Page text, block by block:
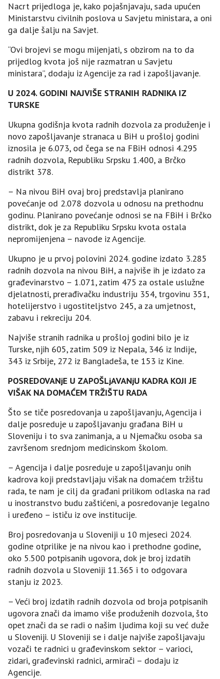
Nacrt prijedloga je, kako pojašnjavaju, sada upućen
Ministarstvu civilnih poslova u Savjetu ministara, a oni
ga dalje šalju na Savjet.
“Ovi brojevi se mogu mijenjati, s obzirom na to da
prijedlog kvota još nije razmatran u Savjetu
ministara”, dodaju iz Agencije za rad i zapošljavanje.
U 2024. GODINI NAЈVIŠE STRANIH RADNIKA IZ
TURSKE
Ukupna godišnja kvota radnih dozvola za produženje i
novo zapošljavanje stranaca u BiH u prošloj godini
iznosila je 6.073, od čega se na FBiH odnosi 4.295
radnih dozvola, Republiku Srpsku 1.400, a Brčko
distrikt 378.
– Na nivou BiH ovaj broj predstavlja planirano
povećanje od 2.078 dozvola u odnosu na prethodnu
godinu. Planirano povećanje odnosi se na FBiH i Brčko
distrikt, dok je za Republiku Srpsku kvota ostala
nepromijenjena – navode iz Agencije.
Ukupno je u prvoj polovini 2024. godine izdato 3.285
radnih dozvola na nivou BiH, a najviše ih je izdato za
građevinarstvo – 1.071, zatim 475 za ostale uslužne
djelatnosti, prerađivačku industriju 354, trgovinu 351,
hotelijerstvo i ugostiteljstvo 245, a za umjetnost,
zabavu i rekreciju 204.
Najviše stranih radnika u prošloj godini bilo je iz
Turske, njih 605, zatim 509 iz Nepala, 346 iz Indije,
343 iz Srbije, 272 iz Bangladeša, te 153 iz Kine.
POSREDOVANjE U ZAPOŠLjAVANjU KADRA KOЈI ЈE
VIŠAK NA DOMAĆEM TRŽIŠTU RADA
Što se tiče posredovanja u zapošljavanju, Agencija i
dalje posreduje u zapošljavanju građana BiH u
Sloveniju i to sva zanimanja, a u Njemačku osoba sa
završenom srednjom medicinskom školom.
– Agencija i dalje posreduje u zapošljavanju onih
kadrova koji predstavljaju višak na domaćem tržištu
rada, te nam je cilj da građani prilikom odlaska na rad
u inostranstvo budu zaštićeni, a posredovanje legalno
i uređeno – ističu iz ove institucije.
Broj posredovanja u Sloveniji u 10 mjeseci 2024.
godine otprilike je na nivou kao i prethodne godine,
oko 5.500 potpisanih ugovora, dok je broj izdatih
radnih dozvola u Sloveniji 11.365 i to odgovara
stanju iz 2023.
– Veći broj izdatih radnih dozvola od broja potpisanih
ugovora znači da imamo više produženih dozvola, što
opet znači da se radi o našim ljudima koji su već duže
u Sloveniji. U Sloveniji se i dalje najviše zapošljavaju
vozači te radnici u građevinskom sektor – varioci,
zidari, građevinski radnici, armirači – dodaju iz
Agencije.